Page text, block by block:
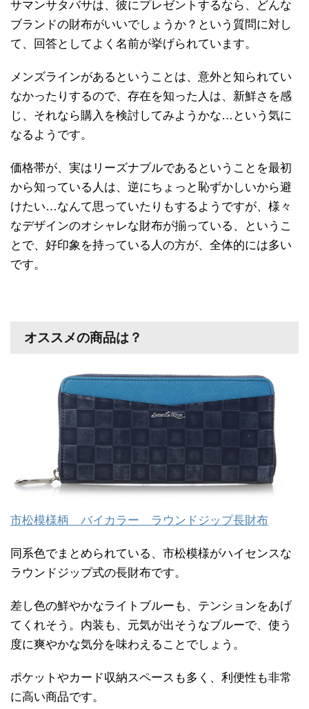
サマンサタバサは、彼にプレゼントするなら、どんな
ブランドの財布がいいでしょうか？という質問に対し
て、回答としてよく名前が挙げられています。
メンズラインがあるということは、意外と知られてい
なかったりするので、存在を知った人は、新鮮さを感
じ、それなら購入を検討してみようかな…という気に
なるようです。
価格帯が、実はリーズナブルであるということを最初
から知っている人は、逆にちょっと恥ずかしいから避
けたい…なんて思っていたりもするようですが、様々
なデザインのオシャレな財布が揃っている、というこ
とで、好印象を持っている人の方が、全体的には多い
です。
オススメの商品は？
市松模様柄 バイカラー ラウンドジップ長財布
同系色でまとめられている、市松模様がハイセンスな
ラウンドジップ式の長財布です。
差し色の鮮やかなライトブルーも、テンションをあげ
てくれそう。内装も、元気が出そうなブルーで、使う
度に爽やかな気分を味わえることでしょう。
ポケットやカード収納スペースも多く、利便性も非常
に高い商品です。